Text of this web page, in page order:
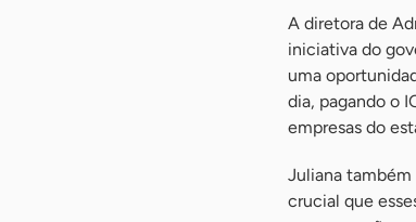
A diretora de
iniciativa do
uma
dia, pagando o
empresas do
Juliana
crucial que